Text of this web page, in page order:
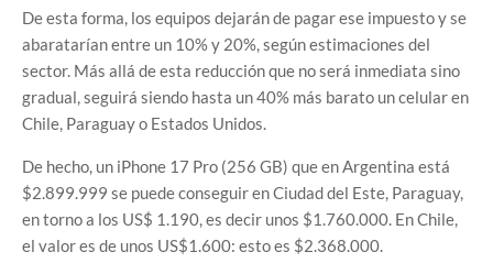
De esta forma, los equipos dejarán de pagar ese impuesto y se
abaratarían entre un 10% y 20%, según estimaciones del
sector. Más allá de esta reducción que no será inmediata sino
gradual, seguirá siendo hasta un 40% más barato un celular en
Chile, Paraguay o Estados Unidos.
De hecho, un iPhone 17 Pro (256 GB) que en Argentina está
$2.899.999 se puede conseguir en Ciudad del Este, Paraguay,
en torno a los US$ 1.190, es decir unos $1.760.000. En Chile,
el valor es de unos US$1.600: esto es $2.368.000.